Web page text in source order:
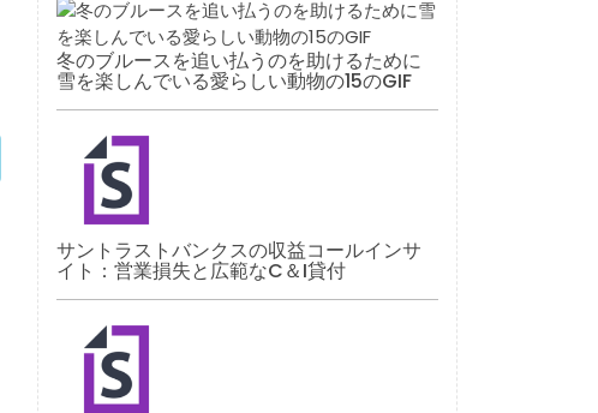
冬のブルースを追い払うのを助けるために
雪を楽しんでいる愛らしい動物の15のGIF
サントラストバンクスの収益コールインサ
イト：営業損失と広範なC＆I貸付